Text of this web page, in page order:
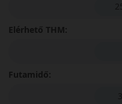
Elérhető THM:
Futamidő: